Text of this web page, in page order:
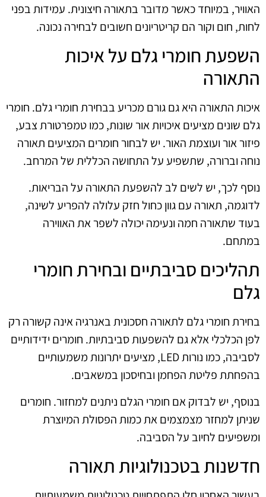
האוויר, במיוחד כאשר מדובר בתאורה חיצונית. עמידות בפני
לחות, חום וקור הם קריטריונים חשובים לבחירה נכונה.
השפעת חומרי גלם על איכות
התאורה
איכות התאורה היא גם גורם מכריע בבחירת חומרי גלם. חומרי
גלם שונים מציעים איכויות אור שונות, כמו טמפרטורת צבע,
פיזור אור ועוצמת האור. יש לבחור חומרים המציעים תאורה
נוחה וברורה, שתשפיע על התחושה הכללית של המרחב.
נוסף לכך, יש לשים לב להשפעת התאורה על הבריאות.
לדוגמה, תאורה עם גוון כחול חזק עלולה להפריע לשינה,
בעוד שתאורה חמה ונעימה יכולה לשפר את האווירה
במתחם.
תהליכים סביבתיים ובחירת חומרי
גלם
בחירת חומרי גלם לתאורה חסכונית באנרגיה אינה קשורה רק
לפן הכלכלי אלא גם להשפעות סביבתיות. חומרים ידידותיים
לסביבה, כמו נורות LED, מציעים יתרונות משמעותיים
בהפחתת פליטת הפחמן ובחיסכון במשאבים.
בנוסף, יש לבדוק אם חומרי הגלם ניתנים למחזור. חומרים
שניתן למחזר מצמצמים את כמות הפסולת המיוצרת
ומשפיעים לחיוב על הסביבה.
חדשנות בטכנולוגיות תאורה